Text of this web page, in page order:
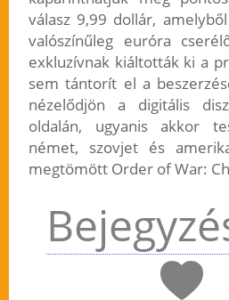
válasz 9,99 dollár,
valószínűleg euróra
exkluzívnak kiáltották ki a
sem tántorít el a
nézelődjön a digitális
oldalán, ugyanis akkor
német, szovjet és
megtömött Order of War: